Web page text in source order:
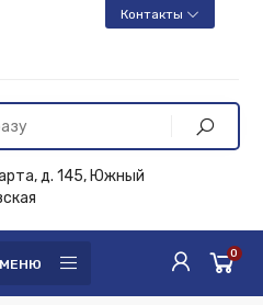
Контакты
д. 145, Южный
МЕНЮ
0